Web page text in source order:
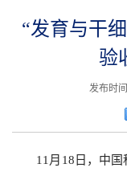
“发育与干
验
发布时
11月18日，中国